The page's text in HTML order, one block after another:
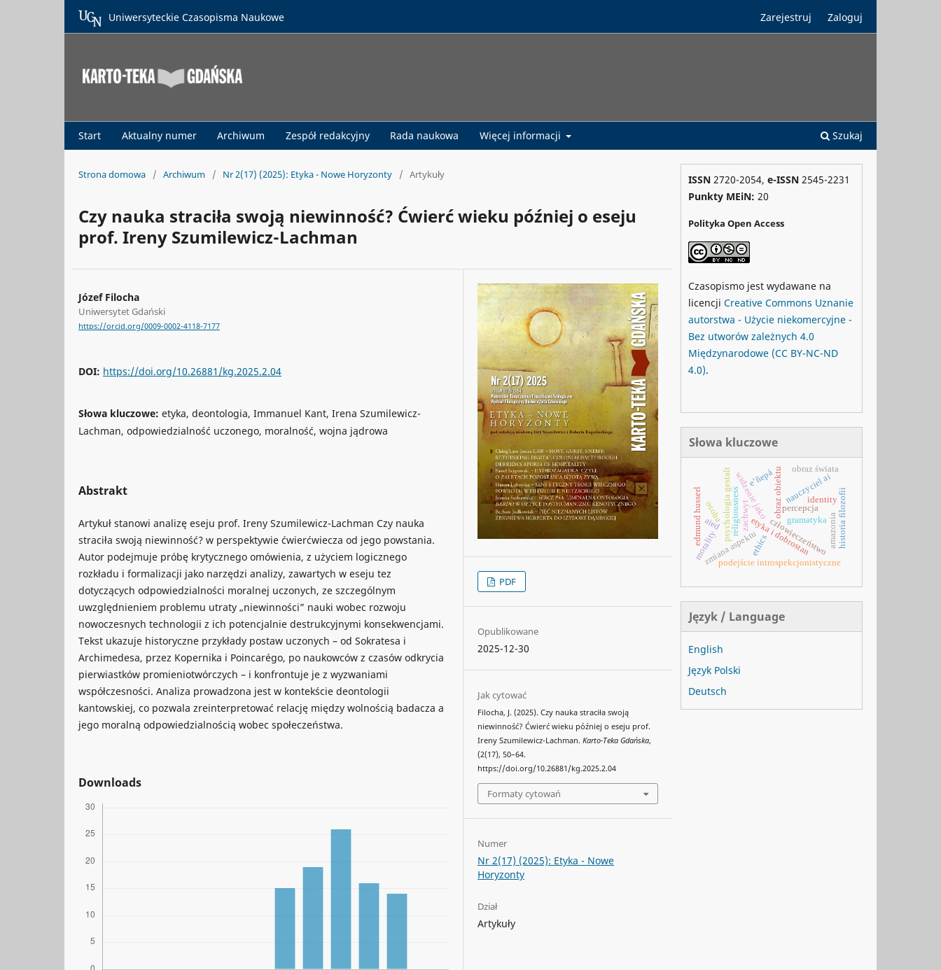
Start Aktualny numer Archiwum Zespół redakcyjny Rada naukowa Więcej informacji Szukaj
Zarejestruj Zaloguj
Uniwersyteckie Czasopisma Naukowe
Strona domowa / Archiwum / Nr 2(17) (2025): Etyka - Nowe Horyzonty / Artykuły
Czy nauka straciła swoją niewinność? Ćwierć wieku później o eseju
prof. Ireny Szumilewicz-Lachman
Józef Filocha
Uniwersytet Gdański
https://orcid.org/0009-0002-4118-7177
DOI: https://doi.org/10.26881/kg.2025.2.04
Słowa kluczowe: etyka, deontologia, Immanuel Kant, Irena Szumilewicz-
Lachman, odpowiedzialność uczonego, moralność, wojna jądrowa
Abstrakt
Artykuł stanowi analizę eseju prof. Ireny Szumilewicz-Lachman Czy nauka
straciła swoją niewinność? w perspektywie ćwierćwiecza od jego powstania.
Autor podejmuje próbę krytycznego omówienia, z użyciem logicznego
rozkładu i formalizacji jako narzędzi analizy, zawartych w eseju tez
dotyczących odpowiedzialności moralnej uczonych, ze szczególnym
uwzględnieniem problemu utraty „niewinności” nauki wobec rozwoju
nowoczesnych technologii z ich potencjalnie destrukcyjnymi konsekwencjami.
Tekst ukazuje historyczne przykłady postaw uczonych – od Sokratesa i
Archimedesa, przez Kopernika i Poincarégo, po naukowców z czasów odkrycia
pierwiastków promieniotwórczych – i konfrontuje je z wyzwaniami
współczesności. Analiza prowadzona jest w kontekście deontologii
kantowskiej, co pozwala zreinterpretować relację między wolnością badacza a
jego moralną odpowiedzialnością wobec społeczeństwa.
Downloads
PDF
Opublikowane
2025-12-30
Jak cytować
Filocha, J. (2025). Czy nauka straciła swoją
niewinność? Ćwierć wieku później o eseju prof.
Ireny Szumilewicz-Lachman.Karto-Teka Gdańska,
(2(17), 50–64.
https://doi.org/10.26881/kg.2025.2.04
Formaty cytowań
Numer
Nr 2(17) (2025): Etyka - Nowe
Horyzonty
Dział
Artykuły
ISSN 2720-2054, e-ISSN 2545-2231
Punkty MEiN: 20
Polityka Open Access
Czasopismo jest wydawane na
licencji Creative Commons Uznanie
autorstwa - Użycie niekomercyjne -
Bez utworów zależnych 4.0
Międzynarodowe (CC BY-NC-ND
4.0).
Słowa kluczowe
człowieczeństwo
percepcja
etyka i dobrostan
zachwyt
widzenie jako
zmiana aspektu
obraz obiektu
gramatyka
nauczyciel ai
psychologia gestalt
podejście introspekcjonistyczne
aied
identityhistoria filozofii
ethics
morality
religiousness
e’ñepá
amazonia
osoba
obraz świata
edmund husserl
Język / Language
English
Język Polski
Deutsch